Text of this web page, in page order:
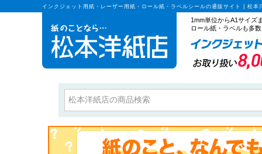
インクジェット用紙・レーザー用紙・ロール紙・ラベルシールの通販サイト | 松本
1mm単位からA1サイズ
ロール紙・ラベルも多